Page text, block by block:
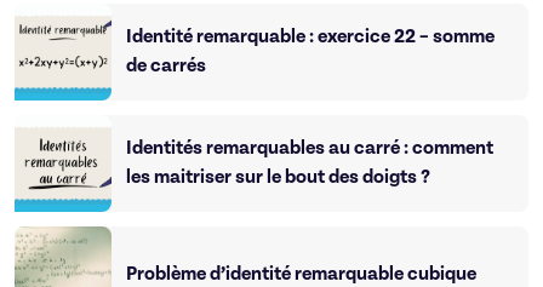
Identité remarquable : exercice 22 – somme
de carrés
Identités remarquables au carré : comment
les maitriser sur le bout des doigts ?
Problème d’identité remarquable cubique